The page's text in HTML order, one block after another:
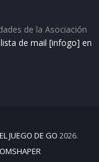
de la Asociación
lista de mail [infogo] en
JUEGO DE GO 2026.